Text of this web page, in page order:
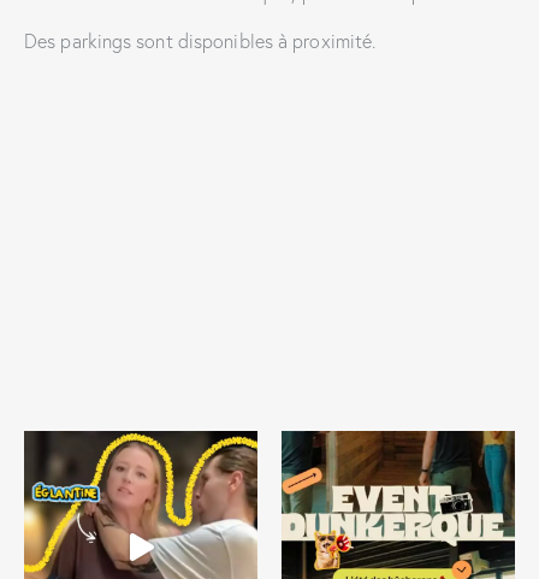
Des parkings sont disponibles à proximité.